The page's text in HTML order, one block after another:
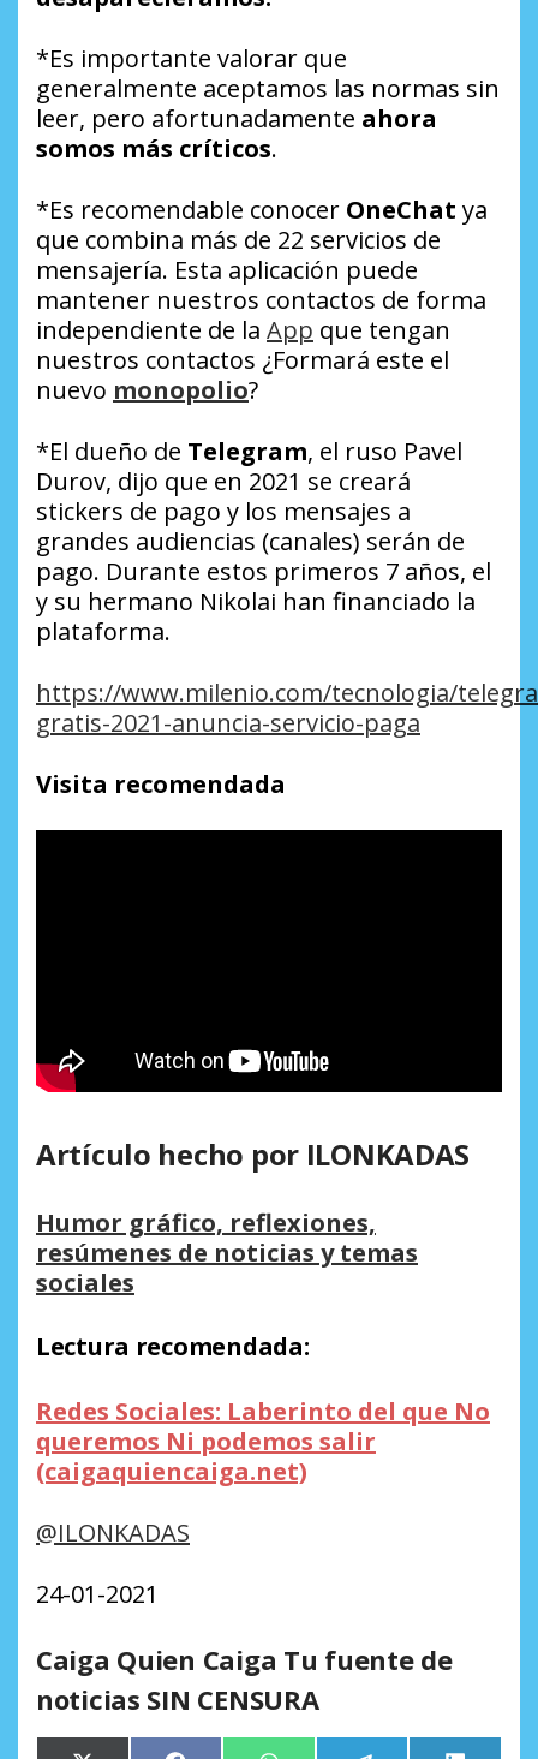
*Es importante valorar que
generalmente aceptamos las normas sin
leer, pero afortunadamente ahora
somos más críticos.
*Es recomendable conocer OneChat ya
que combina más de 22 servicios de
mensajería. Esta aplicación puede
mantener nuestros contactos de forma
independiente de la App que tengan
nuestros contactos ¿Formará este el
nuevo monopolio?
*El dueño de Telegram, el ruso Pavel
Durov, dijo que en 2021 se creará
stickers de pago y los mensajes a
grandes audiencias (canales) serán de
pago. Durante estos primeros 7 años, el
y su hermano Nikolai han financiado la
plataforma.
https://www.milenio.com/tecnologia/
gratis-2021-anuncia-servicio-paga
Visita recomendada
Artículo hecho por ILONKADAS
Humor gráfico, reflexiones,
resúmenes de noticias y temas
sociales
Lectura recomendada:
Redes Sociales: Laberinto del que No
queremos Ni podemos salir
(caigaquiencaiga.net)
@ILONKADAS
24-01-2021
Caiga Quien Caiga Tu fuente de
noticias SIN CENSURA